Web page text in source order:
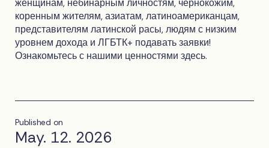
женщинам, небинарным личностям, чернокожим,
коренным жителям, азиатам, латиноамериканцам,
представителям латинской расы, людям с низким
уровнем дохода и ЛГБТК+ подавать заявки!
Ознакомьтесь с нашими ценностями здесь.
Published on
May. 12. 2026